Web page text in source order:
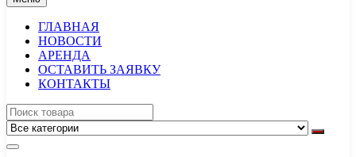
ГЛАВНАЯ
НОВОСТИ
АРЕНДА
ОСТАВИТЬ ЗАЯВКУ
КОНТАКТЫ